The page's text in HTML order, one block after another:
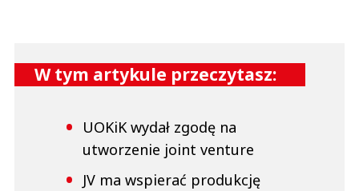
W tym artykule przeczytasz:
UOKiK wydał zgodę na
utworzenie joint venture
JV ma wspierać produkcję